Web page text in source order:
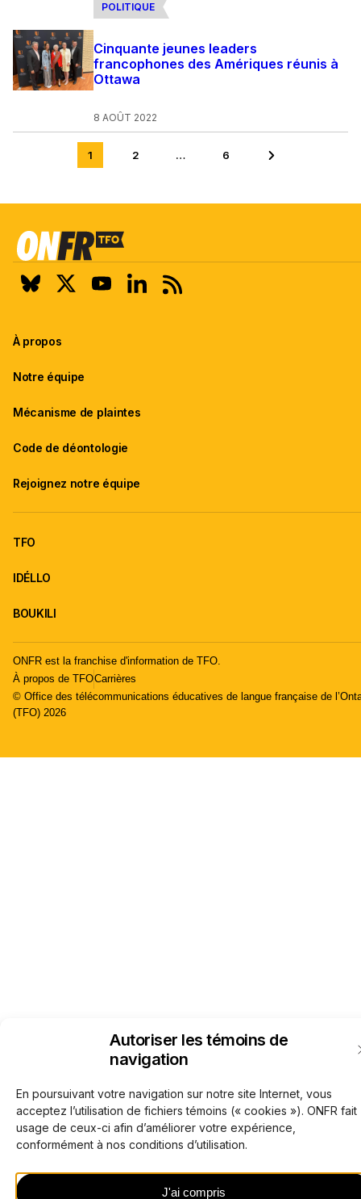
Autoriser les témoins de
navigation
En poursuivant votre navigation sur notre site Internet, vous
acceptez l’utilisation de fichiers témoins (« cookies »). ONFR fait
usage de ceux-ci afin d’améliorer votre expérience,
conformément à nos conditions d’utilisation.
J'ai compris
POLITIQUE
Cinquante jeunes leaders
francophones des Amériques réunis à
Ottawa
8 AOÛT 2022
1
Aller
6
2 …
Aller
6
6
Aller à la page
À propos
Notre équipe
Mécanisme de plaintes
Code de déontologie
Rejoignez notre équipe
TFO
IDÉLLO
BOUKILI
ONFR est la franchise d'information de TFO.
À propos de TFOCarrières
© Office des télécommunications éducatives de langue française de
(TFO) 2026